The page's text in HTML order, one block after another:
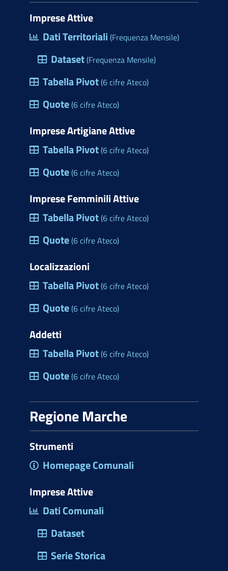
Imprese Attive
Dati Territoriali (Frequenza Mensile)
Dataset(Frequenza Mensile)
Tabella Pivot(6 cifre Ateco)
Quote(6 cifre Ateco)
Imprese Artigiane Attive
Tabella Pivot(6 cifre Ateco)
Quote(6 cifre Ateco)
Imprese Femminili Attive
Tabella Pivot(6 cifre Ateco)
Quote(6 cifre Ateco)
Localizzazioni
Tabella Pivot(6 cifre Ateco)
Quote(6 cifre Ateco)
Addetti
Tabella Pivot(6 cifre Ateco)
Quote(6 cifre Ateco)
Regione Marche
Strumenti
Homepage Comunali
Imprese Attive
Dati Comunali
Dataset
Serie Storica